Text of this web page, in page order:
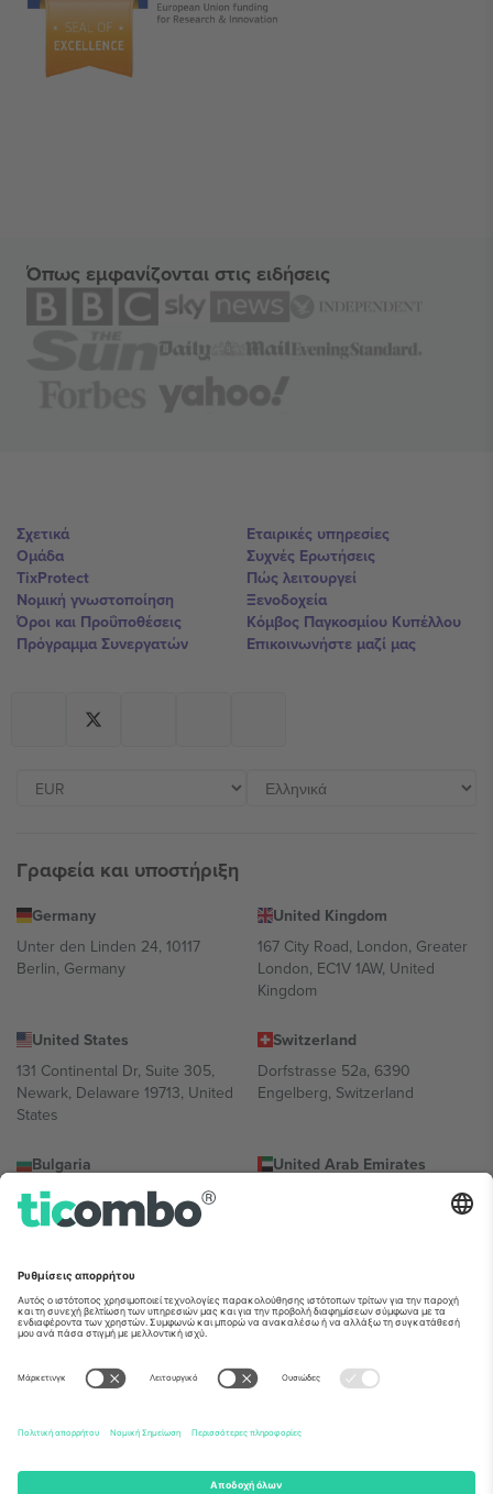
Όπως εμφανίζονται στις ειδήσεις
Σχετικά
Ομάδα
TixProtect
Νομική γνωστοποίηση
Όροι και Προΰποθέσεις
Πρόγραμμα Συνεργατών
Εταιρικές υπηρεσίες
Συχνές Ερωτήσεις
Πώς λειτουργεί
Ξενοδοχεία
Κόμβος Παγκοσμίου Κυπέλλου
Επικοινωνήστε μαζί μας
Γραφεία και υποστήριξη
Germany
Unter den Linden 24, 10117
Berlin, Germany
United Kingdom
167 City Road, London, Greater
London, EC1V 1AW, United
Kingdom
United States
131 Continental Dr, Suite 305,
Newark, Delaware 19713, United
States
Switzerland
Dorfstrasse 52a, 6390
Engelberg, Switzerland
Bulgaria
Regus Sofia City West, bul
Totleben 53-55, 1606 Sofia,
United Arab Emirates
UAE Dubai Silicon Oasis, DDP
Building A1, Office 302, Dubai,
Mexico
Av Chapultepec 360, Roma
Norte, Cuauhtémoc, 06700
Ciudad de México, CDMX,
Mexico
Η νομική οντότητα του παρόχου πλατφόρμας ενδέχεται να
τομέα. Για λεπτομέρειες ανατρέξτε στη σελίδα της συγκεκριμένης